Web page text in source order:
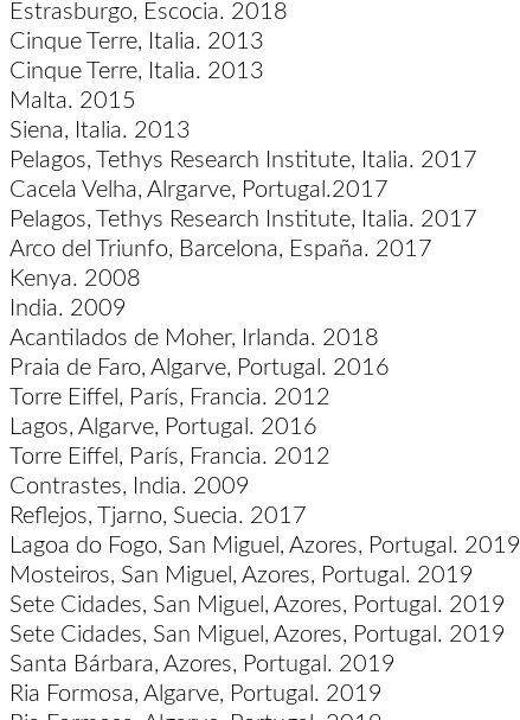
Estrasburgo, Escocia. 2018
Cinque Terre, Italia. 2013
Cinque Terre, Italia. 2013
Malta. 2015
Siena, Italia. 2013
Pelagos, Tethys Research Institute, Italia. 2017
Cacela Velha, Alrgarve, Portugal.2017
Pelagos, Tethys Research Institute, Italia. 2017
Arco del Triunfo, Barcelona, España. 2017
Kenya. 2008
India. 2009
Acantilados de Moher, Irlanda. 2018
Praia de Faro, Algarve, Portugal. 2016
Torre Eiffel, París, Francia. 2012
Lagos, Algarve, Portugal. 2016
Torre Eiffel, París, Francia. 2012
Contrastes, India. 2009
Reflejos, Tjarno, Suecia. 2017
Lagoa do Fogo, San Miguel, Azores, Portugal. 2019
Mosteiros, San Miguel, Azores, Portugal. 2019
Sete Cidades, San Miguel, Azores, Portugal. 2019
Sete Cidades, San Miguel, Azores, Portugal. 2019
Santa Bárbara, Azores, Portugal. 2019
Ria Formosa, Algarve, Portugal. 2019